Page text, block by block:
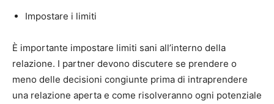
Impostare i limiti
È importante impostare limiti sani all’interno della
relazione. I partner devono discutere se prendere o
meno delle decisioni congiunte prima di intraprendere
una relazione aperta e come risolveranno ogni potenziale